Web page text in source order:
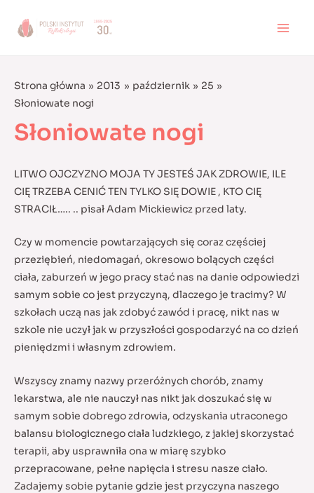
Strona główna 2013 październik
25
Słoniowate nogi
Słoniowate nogi
LITWO OJCZYZNO MOJA TY JESTEŚ JAK ZDROWIE, ILE
CIĘ TRZEBA CENIĆ TEN TYLKO SIĘ DOWIE , KTO CIĘ
STRACIŁ….. .. pisał Adam Mickiewicz przed laty.
Czy w momencie powtarzających się coraz częściej
przeziębień, niedomagań, okresowo bolących części
ciała, zaburzeń w jego pracy stać nas na danie odpowiedzi
samym sobie co jest przyczyną, dlaczego je tracimy? W
szkołach uczą nas jak zdobyć zawód i pracę, nikt nas w
szkole nie uczył jak w przyszłości gospodarzyć na co dzień
pieniędzmi i własnym zdrowiem.
Wszyscy znamy nazwy przeróżnych chorób, znamy
lekarstwa, ale nie nauczył nas nikt jak doszukać się w
samym sobie dobrego zdrowia, odzyskania utraconego
balansu biologicznego ciała ludzkiego, z jakiej skorzystać
terapii, aby usprawniła ona w miarę szybko
przepracowane, pełne napięcia i stresu nasze ciało.
Zadajemy sobie pytanie gdzie jest przyczyna naszego